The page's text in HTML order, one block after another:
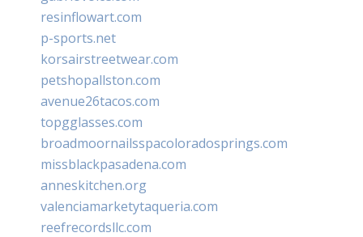
resinflowart.com
p-sports.net
korsairstreetwear.com
petshopallston.com
avenue26tacos.com
topgglasses.com
broadmoornailsspacoloradosprings.com
missblackpasadena.com
anneskitchen.org
valenciamarketytaqueria.com
reefrecordsllc.com